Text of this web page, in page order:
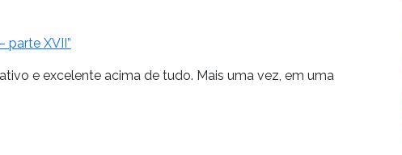
parte XVII”
e excelente acima de tudo. Mais uma vez, em uma